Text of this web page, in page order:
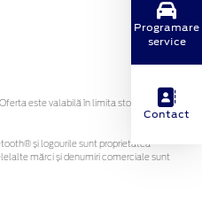
este valabilă în limita stocului
și logourile sunt proprietatea
mărci și denumiri comerciale sunt
Programare
service
Contact